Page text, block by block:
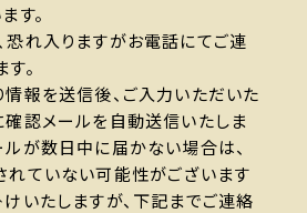
す。
れ入りますがお電話にてご連
。
報を送信後、ご入力いただいた
確認メールを自動送信いたしま
ルが数日中に届かない場合は、
れていない可能性がございます
いたしますが、下記までご連絡